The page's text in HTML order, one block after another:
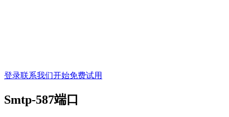
登录联系我们开始免费试用
Smtp-587端口